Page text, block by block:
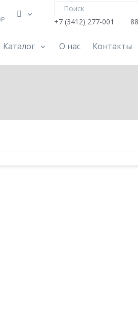
+7 (3412) 277-001
Каталог
О нас Контакты